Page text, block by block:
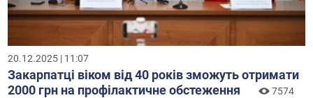
20.12.2025 | 11:07
Закарпатці віком від 40 років зможуть отримати
2000 грн на профілактичне обстеження
7574